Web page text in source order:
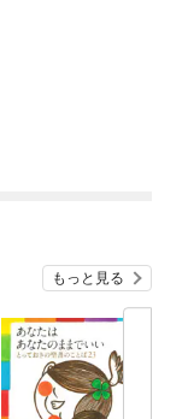
もっと見る